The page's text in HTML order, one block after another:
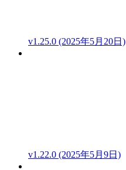
v1.25.0 (2025年5月20日)
v1.22.0 (2025年5月9日)